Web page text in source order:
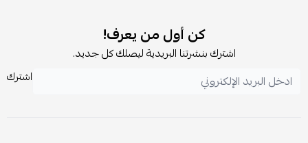
لماذا يفضل الكثيرون نظام سوست بونيل في
يعد هذا النظام من أكثر تقنيات المراتب موثوقية؛ حيث يوزع وزن
الجسم بشكل متساوٍ على كامل السطح، مما يوفر متانة عالية
كن أول من يعرف!
اشترك بنشرتنا البريدية ليصلك كل جديد.
اشترك